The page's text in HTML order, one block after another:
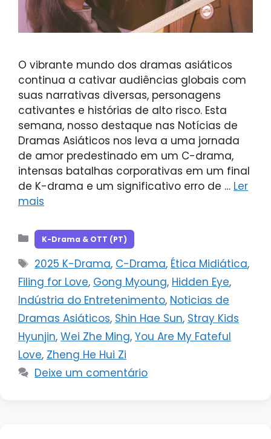
O vibrante mundo dos dramas asiáticos
continua a cativar audiências globais com
suas narrativas diversas, personagens
cativantes e histórias de alto risco. Esta
semana, nosso destaque nas Notícias de
Dramas Asiáticos nos leva a uma jornada
de amor predestinado em um C-drama,
intensas batalhas corporativas em um final
de K-drama e um significativo erro de … Ler
mais
Categorias
K-Drama & OTT (PT)
Tags
2025 K-Drama, C-Drama, Ética Midiática,
Filing for Love, Gong Myoung, Hidden Eye,
Indústria do Entretenimento, Noticias de
Dramas Asiáticos, Shin Hae Sun, Stray Kids
Hyunjin, Wei Zhe Ming, You Are My Fateful
Love, Zheng He Hui Zi
Deixe um comentário